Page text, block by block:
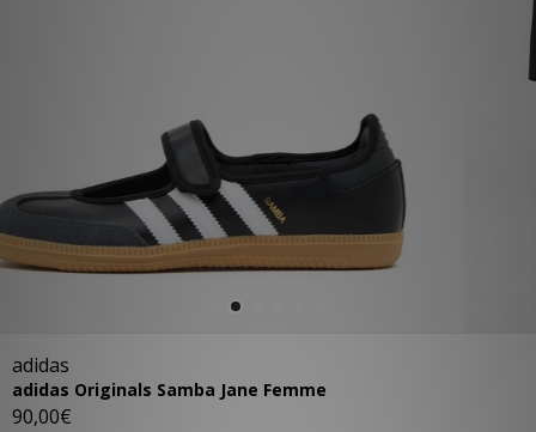
adidas
adidas Originals Samba Jane Femme
90,00€